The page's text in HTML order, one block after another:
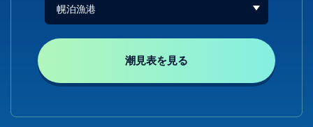
潮見表を見る